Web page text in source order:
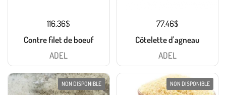
116.36$
Contre filet de boeuf
ADEL
77.46$
Côtelette d'agneau
ADEL
NON DISPONIBLE NON DISPONIBLE